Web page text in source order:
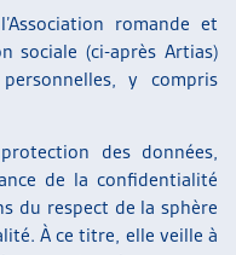
romande et
sociale (ci-après Artias)
y compris
des données,
de la confidentialité
du respect de la sphère
À ce titre, elle veille à